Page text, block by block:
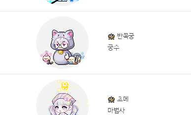
반쪽궁
궁수
초메
마법사